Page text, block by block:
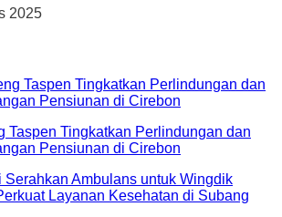
2025
Taspen Tingkatkan Perlindungan dan
Pensiunan di Cirebon